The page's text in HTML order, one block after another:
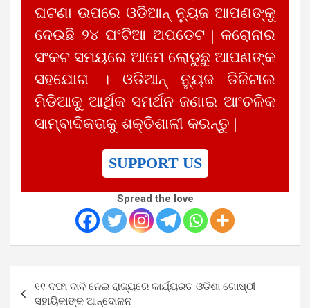
ଘଟଣା ଉପରେ ଓଡିଆନ୍ ନ୍ୟୁଜ ଆପଣଙ୍କୁ
ଦେଉଛି ୨୪ ଘଂଟିଆ ଅପଡେଟ | କରୋନାର
ସଂକଟ ସମୟରେ ଆମେ ଲୋଡୁଛୁ ଆପଣଙ୍କ
ସହଯୋଗ । ଓଡିଆନ୍ ନ୍ୟୁଜ ଡିଜିଟାଲ
ମିଡିଆକୁ ଆର୍ଥିକ ସମର୍ଥନ ଜଣାଇ ଆଂଚଳିକ
ସାମ୍ବାଦିକତାକୁ ଶକ୍ତିଶାଳୀ କରନ୍ତୁ |
SUPPORT US
Spread the love
navigation
୧୧ ଦଫା ଦାବି ନେଇ ରାଜ୍ୟରେ କାର୍ଯ୍ୟରତ ଓଡିଶା ଗୋଷ୍ଠୀ
ସହାୟିକାଙ୍କ ଆନ୍ଦୋଳନ